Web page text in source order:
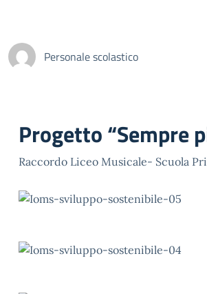
Personale scolastico
Progetto “Sempre
Raccordo Liceo Musicale- Scuola